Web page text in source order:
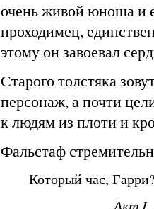
очень живой юноша и
проходимец,
этому он завоевал
Старого толстяка
персонаж, а почти
к людям из плоти и
Фальстаф
Который час,
Акт I,